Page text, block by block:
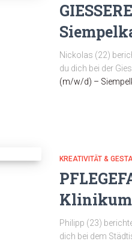
Nickolas (22)
du dich bei der
(m/w/d) –
KREATIVITÄT &
Klinikum
Philipp (23)
dich bei dem